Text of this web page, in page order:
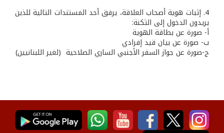
4. إثبات هوية أصحاب العلاقة، يرفق أحد المستندات التالية للذين
يريدون الدخول إلى الثكنة:
أ- صورة عن بطاقة الهوية
ب‌- صورة عن بيان قيد إفرادي
ج-صورة عن جواز السفر الأجنبي الساري الصلاحية (لغير اللبنانيين)